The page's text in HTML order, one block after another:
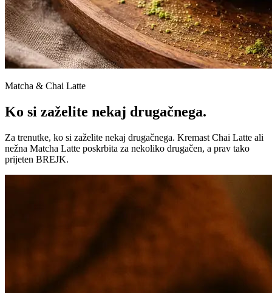
Matcha & Chai Latte
Ko si zaželite nekaj drugačnega.
Za trenutke, ko si zaželite nekaj drugačnega. Kremast Chai Latte ali
nežna Matcha Latte poskrbita za nekoliko drugačen, a prav tako
prijeten BREJK.